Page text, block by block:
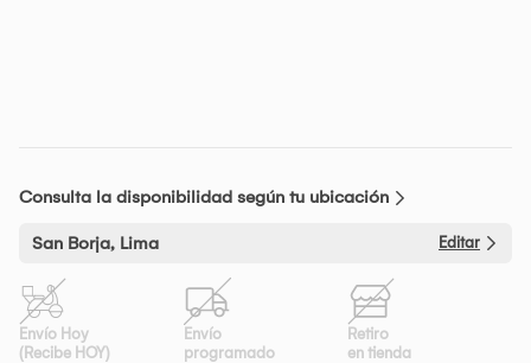
Consulta la disponibilidad según tu ubicación
San Borja, Lima Editar
Envío Hoy
(Recibe HOY)
Envío
programado
Retiro
en tienda